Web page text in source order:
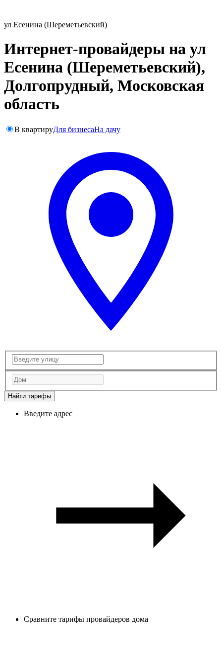
ул Есенина (Шереметьевский)
Интернет-провайдеры на ул
Есенина (Шереметьевский),
Долгопрудный, Московская
область
В квартируДля бизнесаНа дачу
Найти тарифы
Введите адрес
Сравните тарифы провайдеров дома